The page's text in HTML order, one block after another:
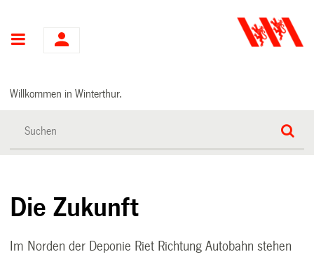
Hauptnavigation
Willkommen in Winterthur.
Die Zukunft
Im Norden der Deponie Riet Richtung Autobahn stehen